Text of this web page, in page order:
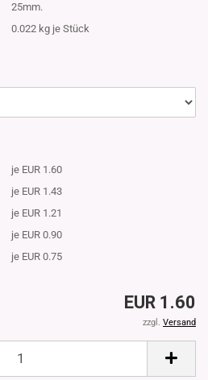
25mm.
0.022 kg je Stück
je EUR 1.60
je EUR 1.43
je EUR 1.21
je EUR 0.90
je EUR 0.75
EUR 1.60
zzgl. Versand